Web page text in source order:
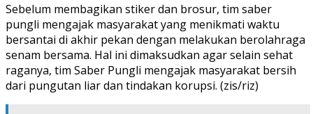
Sebelum membagikan stiker dan brosur, tim saber
pungli mengajak masyarakat yang menikmati waktu
bersantai di akhir pekan dengan melakukan berolahraga
senam bersama. Hal ini dimaksudkan agar selain sehat
raganya, tim Saber Pungli mengajak masyarakat bersih
dari pungutan liar dan tindakan korupsi. (zis/riz)